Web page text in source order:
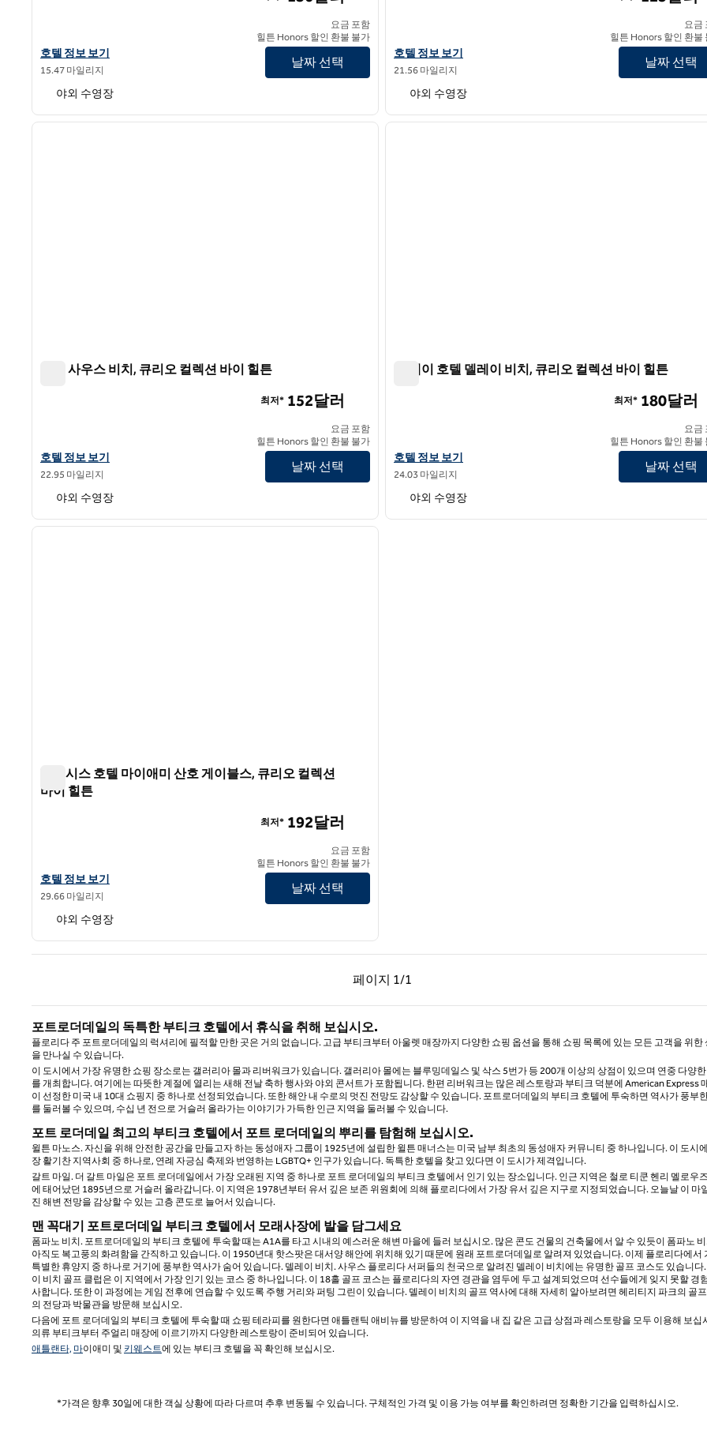
워터스톤 리조트 & 마리나 보카 라톤, 큐리오 컬렉션 바이 힐튼의 호텔 정보 보기
호텔 정보 보기
15.47 마일리지
요금 포함
힐튼 Honors 할인 환불 불가
날짜 선택
야외 수영장
호텔 콘티넨털 마이애미 비치, 태피스트리 컬렉션 바이 힐튼 호텔 정
호텔 정보 보기
21.56 마일리지
요금
힐튼 Honors 할인 환불
날짜 선택
야외 수영장
1/12
다음 이미지
게일 사우스 비치, 큐리오 컬렉션 바이 힐튼
게일 사우스 비치, 큐리오 컬렉션 바이 힐튼의 호텔 정보 보기
호텔 정보 보기
22.95 마일리지
최저* 152달러
요금 포함
힐튼 Honors 할인 환불 불가
날짜 선택
야외 수영장
1/12
더 레이 호텔 델레이 비치, 큐리오 컬렉션 바이 힐튼
더 레이 호텔 델레이 비치, 큐리오 컬렉션 바이 힐튼의 호텔 정보 보기
호텔 정보 보기
24.03 마일리지
최저* 180달러
요금
힐튼 Honors 할인 환불
날짜 선택
야외 수영장
1/12
다음 이미지
테이시스 호텔 마이애미 산호 게이블스, 큐리오 컬렉션
바이 힐튼
테이시스 호텔 마이애미 산호 게이블스, 큐리오 컬렉션 바이 힐튼의 호텔 정보 보기
호텔 정보 보기
29.66 마일리지
최저* 192달러
요금 포함
힐튼 Honors 할인 환불 불가
날짜 선택
야외 수영장
페이지 1/1
이전 페이지, 1/1
페이지 1/1
포트로더데일의 독특한 부티크 호텔에서 휴식을 취해 보십시오.
플로리다 주 포트로더데일의 럭셔리에 필적할 만한 곳은 거의 없습니다. 고급 부티크부터 아울렛 매장까지 다양한 쇼핑 옵션을 통해 쇼핑 목록에 있는 모든 고객을 위한
을 만나실 수 있습니다.
이 도시에서 가장 유명한 쇼핑 장소로는 갤러리아 몰과 리버워크가 있습니다. 갤러리아 몰에는 블루밍데일스 및 삭스 5번가 등 200개 이상의 상점이 있으며 연중 다양
를 개최합니다. 여기에는 따뜻한 계절에 열리는 새해 전날 축하 행사와 야외 콘서트가 포함됩니다. 한편 리버워크는 많은 레스토랑과 부티크 덕분에 American Express
이 선정한 미국 내 10대 쇼핑지 중 하나로 선정되었습니다. 또한 해안 내 수로의 멋진 전망도 감상할 수 있습니다. 포트로더데일의 부티크 호텔에 투숙하면 역사가 풍부한
를 둘러볼 수 있으며, 수십 년 전으로 거슬러 올라가는 이야기가 가득한 인근 지역을 둘러볼 수 있습니다.
포트 로더데일 최고의 부티크 호텔에서 포트 로더데일의 뿌리를 탐험해 보십시오.
윌튼 마노스. 자신을 위해 안전한 공간을 만들고자 하는 동성애자 그룹이 1925년에 설립한 윌튼 매너스는 미국 남부 최초의 동성애자 커뮤니티 중 하나입니다. 이 도시
장 활기찬 지역사회 중 하나로, 연례 자긍심 축제와 번영하는 LGBTQ+ 인구가 있습니다. 독특한 호텔을 찾고 있다면 이 도시가 제격입니다.
갈트 마일. 더 갈트 마일은 포트 로더데일에서 가장 오래된 지역 중 하나로 포트 로더데일의 부티크 호텔에서 인기 있는 장소입니다. 인근 지역은 철로 티쿤 헨리 멜로우
에 태어났던 1895년으로 거슬러 올라갑니다. 이 지역은 1978년부터 유서 깊은 보존 위원회에 의해 플로리다에서 가장 유서 깊은 지구로 지정되었습니다. 오늘날 이 마
진 해변 전망을 감상할 수 있는 고층 콘도로 늘어서 있습니다.
맨 꼭대기 포트로더데일 부티크 호텔에서 모래사장에 발을 담그세요
폼파노 비치. 포트로더데일의 부티크 호텔에 투숙할 때는 A1A를 타고 시내의 예스러운 해변 마을에 들러 보십시오. 많은 콘도 건물의 건축물에서 알 수 있듯이 폼파노
아직도 복고풍의 화려함을 간직하고 있습니다. 이 1950년대 핫스팟은 대서양 해안에 위치해 있기 때문에 원래 포트로더데일로 알려져 있었습니다. 이제 플로리다에서
특별한 휴양지 중 하나로 거기에 풍부한 역사가 숨어 있습니다. 델레이 비치. 사우스 플로리다 서퍼들의 천국으로 알려진 델레이 비치에는 유명한 골프 코스도 있습니다.
이 비치 골프 클럽은 이 지역에서 가장 인기 있는 코스 중 하나입니다. 이 18홀 골프 코스는 플로리다의 자연 경관을 염두에 두고 설계되었으며 선수들에게 잊지 못할 경
사합니다. 또한 이 과정에는 게임 전후에 연습할 수 있도록 주행 거리와 퍼팅 그린이 있습니다. 델레이 비치의 골프 역사에 대해 자세히 알아보려면 헤리티지 파크의 골프
의 전당과 박물관을 방문해 보십시오.
다음에 포트 로더데일의 부티크 호텔에 투숙할 때 쇼핑 테라피를 원한다면 애틀랜틱 애비뉴를 방문하여 이 지역을 내 집 같은 고급 상점과 레스토랑을 모두 이용해 보십
의류 부티크부터 주얼리 매장에 이르기까지 다양한 레스토랑이 준비되어 있습니다.
애틀랜타, 마이애미 및 키웨스트에 있는 부티크 호텔을 꼭 확인해 보십시오.
*가격은 향후 30일에 대한 객실 상황에 따라 다르며 추후 변동될 수 있습니다. 구체적인 가격 및 이용 가능 여부를 확인하려면 정확한 기간을 입력하십시오.